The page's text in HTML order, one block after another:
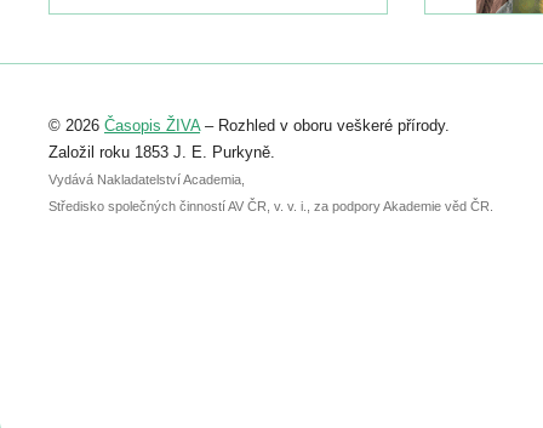
Registrovat se můžete do 6. září.
abstraktu přihlášené přednášky nebo
posteru je už 30. června.
© 2026 Časopis ŽIVA– Rozhled v oboru veškeré přírody.
Založil roku 1853 J. E. Purkyně.
Vydává Nakladatelství Academia,
Středisko společných činností AV ČR, v. v. i., za podpory Akademie věd ČR.